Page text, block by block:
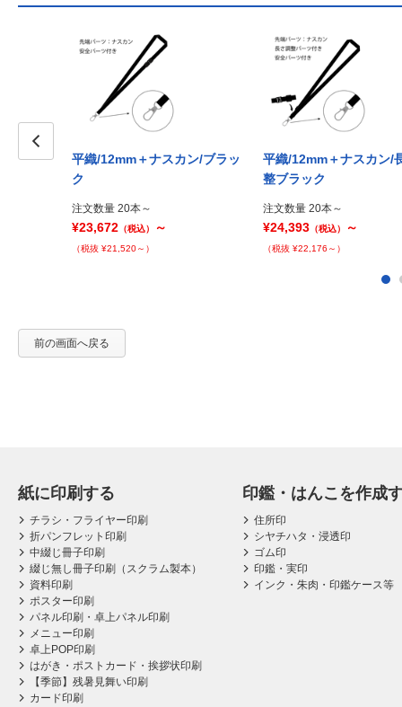
平織/12mm＋ナスカン/ブラッ
ク
注文数量 20本～
¥23,672 （税込） ～
（税抜 ¥21,520～）
平織/12mm＋ナスカン/
整ブラック
注文数量 20本～
¥24,393 （税込） ～
（税抜 ¥22,176～）
前の画面へ戻る
紙に印刷する
チラシ・フライヤー印刷
折パンフレット印刷
中綴じ冊子印刷
綴じ無し冊子印刷（スクラム製本）
資料印刷
ポスター印刷
パネル印刷・卓上パネル印刷
メニュー印刷
卓上POP印刷
はがき・ポストカード・挨拶状印刷
【季節】残暑見舞い印刷
カード印刷
印鑑・はんこを作成
住所印
シヤチハタ・浸透印
ゴム印
印鑑・実印
インク・朱肉・印鑑ケース等